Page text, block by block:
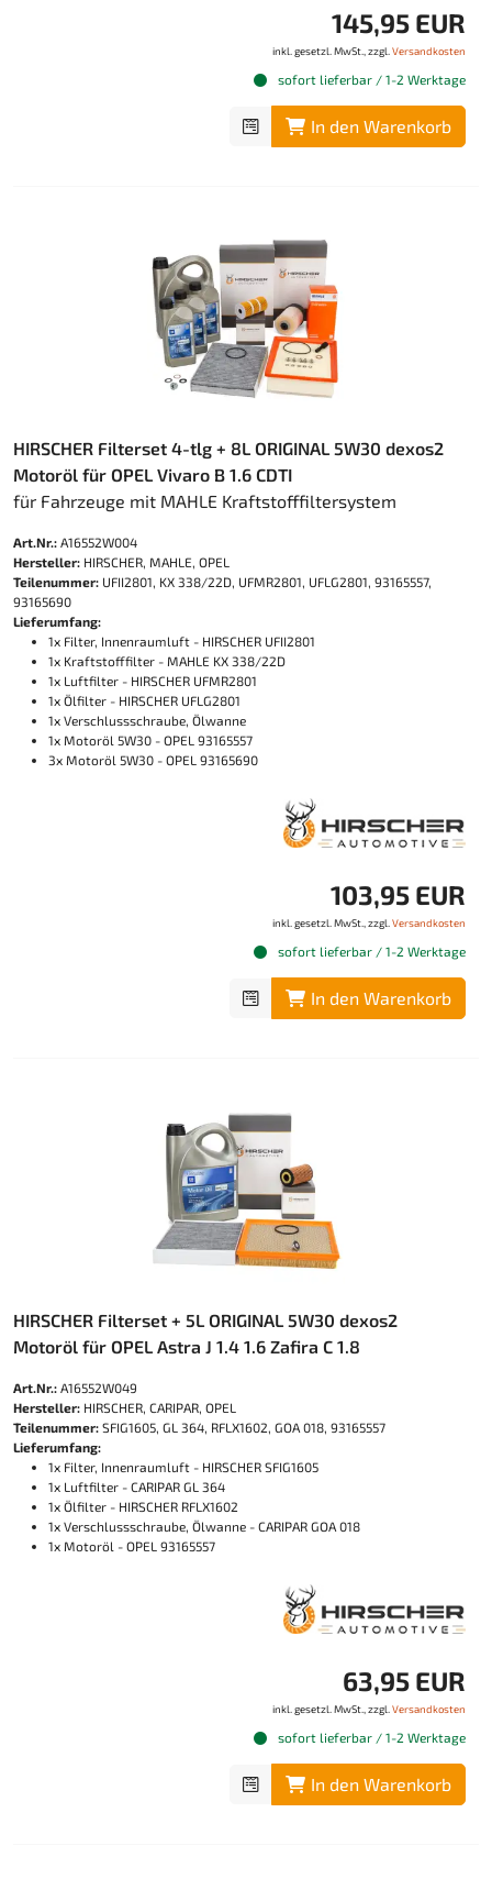
145,95 EUR
inkl. gesetzl. MwSt., zzgl. Versandkosten
sofort lieferbar / 1-2 Werktage
In den Warenkorb
HIRSCHER Filterset 4-tlg + 8L ORIGINAL 5W30 dexos2
Motoröl für OPEL Vivaro B 1.6 CDTI
für Fahrzeuge mit MAHLE Kraftstofffiltersystem
Art.Nr.: A16552W004
Hersteller: HIRSCHER, MAHLE, OPEL
Teilenummer: UFII2801, KX 338/22D, UFMR2801, UFLG2801, 93165557,
93165690
Lieferumfang:
1x Filter, Innenraumluft - HIRSCHER UFII2801
1x Kraftstofffilter - MAHLE KX 338/22D
1x Luftfilter - HIRSCHER UFMR2801
1x Ölfilter - HIRSCHER UFLG2801
1x Verschlussschraube, Ölwanne
1x Motoröl 5W30 - OPEL 93165557
3x Motoröl 5W30 - OPEL 93165690
103,95 EUR
inkl. gesetzl. MwSt., zzgl. Versandkosten
sofort lieferbar / 1-2 Werktage
In den Warenkorb
HIRSCHER Filterset + 5L ORIGINAL 5W30 dexos2
Motoröl für OPEL Astra J 1.4 1.6 Zafira C 1.8
Art.Nr.: A16552W049
Hersteller: HIRSCHER, CARIPAR, OPEL
Teilenummer: SFIG1605, GL 364, RFLX1602, GOA 018, 93165557
Lieferumfang:
1x Filter, Innenraumluft - HIRSCHER SFIG1605
1x Luftfilter - CARIPAR GL 364
1x Ölfilter - HIRSCHER RFLX1602
1x Verschlussschraube, Ölwanne - CARIPAR GOA 018
1x Motoröl - OPEL 93165557
63,95 EUR
inkl. gesetzl. MwSt., zzgl. Versandkosten
sofort lieferbar / 1-2 Werktage
In den Warenkorb